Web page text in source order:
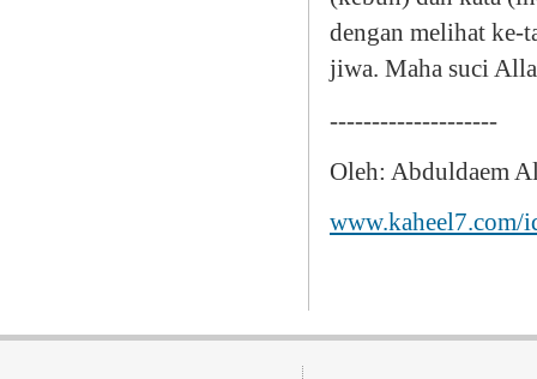
dengan melihat ke-
jiwa. Maha suci
--------------------
Oleh: Abduldaem
www.kaheel7.com/